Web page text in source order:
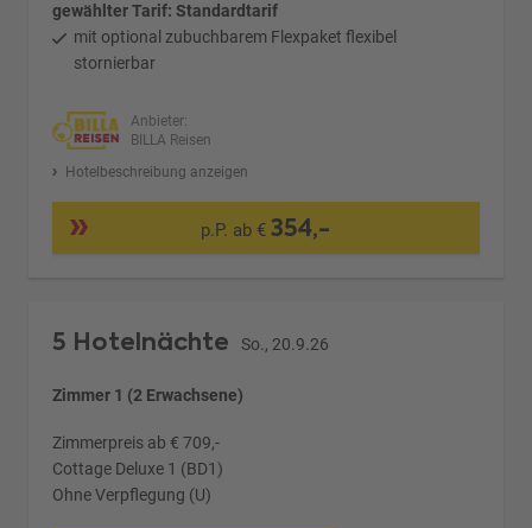
gewählter Tarif: Standardtarif
mit optional zubuchbarem Flexpaket flexibel
stornierbar
Anbieter:
BILLA Reisen
Hotelbeschreibung anzeigen
p.P. ab €354,-
5 Hotelnächte So., 20.9.26
Zimmer 1 (2 Erwachsene)
Zimmerpreis ab € 709,-
Cottage Deluxe 1 (BD1)
Ohne Verpflegung (U)